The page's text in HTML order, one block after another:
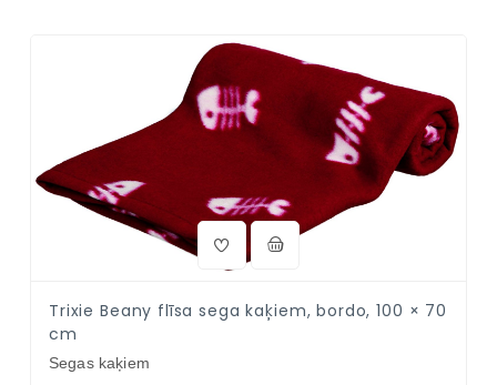
Trixie Beany flīsa sega kaķiem, bordo, 100 × 70
cm
Segas kaķiem